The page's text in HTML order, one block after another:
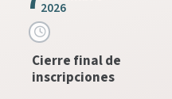
2026
Cierre final de
inscripciones